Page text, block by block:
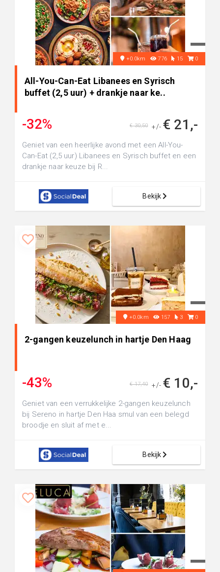
+0.0km 776 15 0
All-You-Can-Eat Libanees en Syrisch
buffet (2,5 uur) + drankje naar ke..
-32% +/- € 21,-
€ 30,50
Geniet van een heerlijke avond met een All-You-
Can-Eat (2,5 uur) Libanees en Syrisch buffet en een
drankje naar keuze bij R...
Bekijk
+0.0km 157 3 0
2-gangen keuzelunch in hartje Den Haag
-43% +/- € 10,-
€ 17,40
Geniet van een verrukkelijke 2-gangen keuzelunch
bij Sereno in hartje Den Haa smul van een belegd
broodje en sluit af met e...
Bekijk